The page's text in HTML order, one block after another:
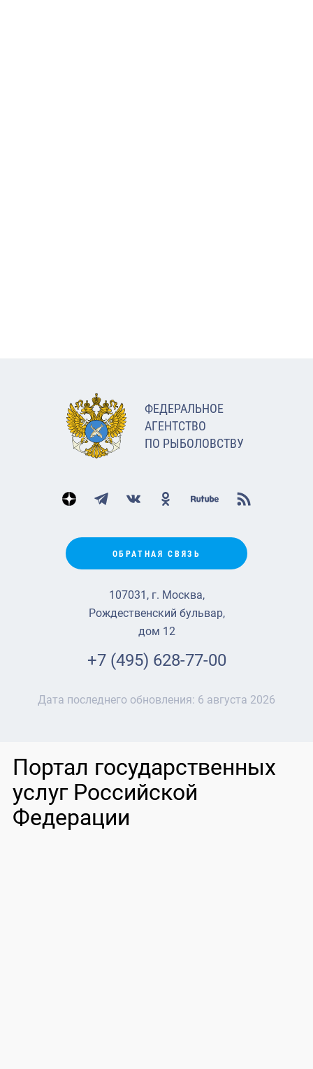
ФЕДЕРАЛЬНОЕ
АГЕНТСТВО
ПО РЫБОЛОВСТВУ
ОБРАТНАЯ СВЯЗЬ
107031, г. Москва,
Рождественский бульвар,
дом 12
+7 (495) 628-77-00
Дата последнего обновления: 6 августа 2026
Портал государственных
услуг Российской
Федерации